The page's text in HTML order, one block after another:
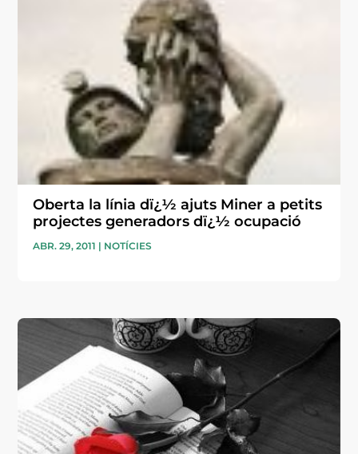
Oberta la línia dï¿½ ajuts Miner a petits
projectes generadors dï¿½ ocupació
ABR. 29, 2011 | NOTÍCIES